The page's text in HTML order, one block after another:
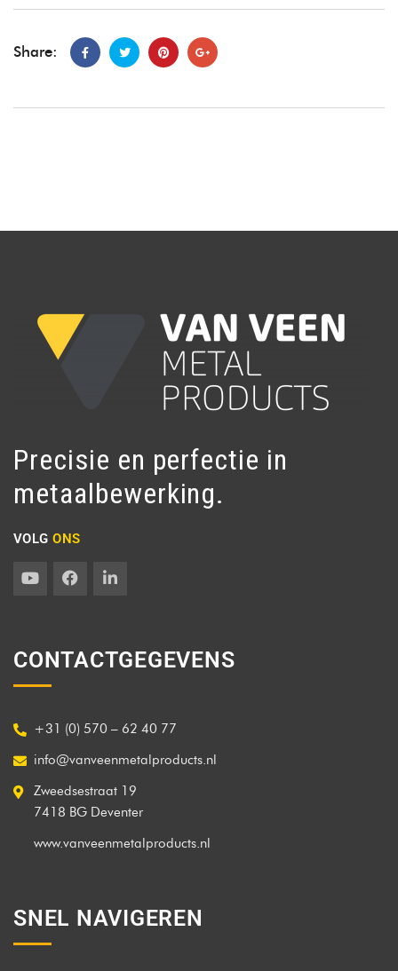
Share:
Precisie en perfectie in
metaalbewerking.
VOLGONS
CONTACTGEGEVENS
+31 (0) 570 – 62 40 77
info@vanveenmetalproducts.nl
Zweedsestraat 19
7418 BG Deventer
www.vanveenmetalproducts.nl
SNEL NAVIGEREN